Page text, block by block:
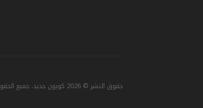
حقوق النشر © 2026 كوبون جديد. جميع الحقوق محفوظة. تصميم